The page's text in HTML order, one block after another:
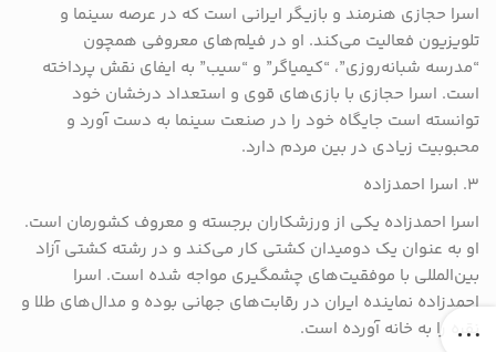
اسرا حجازی هنرمند و بازیگر ایرانی است که در عرصه سینما و
تلویزیون فعالیت می‌کند. او در فیلم‌های معروفی همچون
“مدرسه شبانه‌روزی”، “کیمیاگر” و “سیب” به ایفای نقش پرداخته
است. اسرا حجازی با بازی‌های قوی و استعداد درخشان خود
توانسته است جایگاه خود را در صنعت سینما به دست آورد و
محبوبیت زیادی در بین مردم دارد.
۳. اسرا احمد‌زاده
اسرا احمد‌زاده یکی از ورزشکاران برجسته و معروف کشورمان است.
او به عنوان یک دومیدان کشتی کار می‌کند و در رشته کشتی آزاد
بین‌المللی با موفقیت‌های چشمگیری مواجه شده است. اسرا
احمد‌زاده نماینده ایران در رقابت‌های جهانی بوده و مدال‌های طلا و
نقره را به خانه آورده است.